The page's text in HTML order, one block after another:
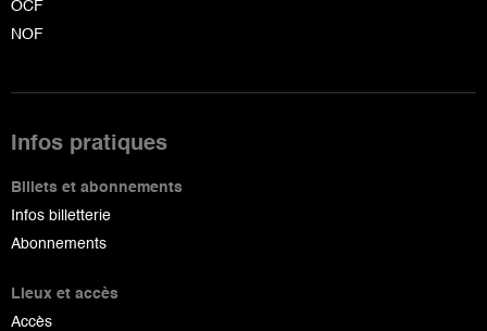
OCF
NOF
Infos pratiques
Billets et abonnements
Infos billetterie
Abonnements
Lieux et accès
Accès